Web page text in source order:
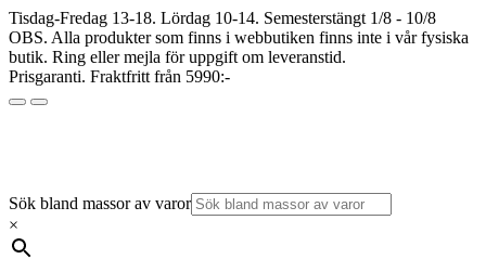
Tisdag-Fredag 13-18. Lördag 10-14. Semesterstängt 1/8 - 10/8
OBS. Alla produkter som finns i webbutiken finns inte i vår fysiska
butik. Ring eller mejla för uppgift om leveranstid.
Prisgaranti. Fraktfritt från 5990:-
Sök bland massor av varor
×